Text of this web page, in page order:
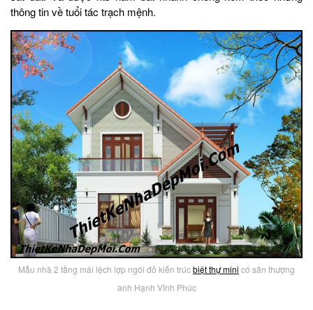
thông tin về tuổi tác trạch mệnh.
Mẫu nhà 2 tầng mái lệch lợp ngói đỏ kiến trúcbiệt thự mini có sân thượng
anh Hạnh Vĩnh Phúc